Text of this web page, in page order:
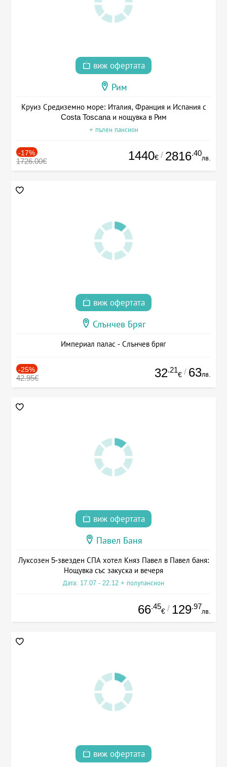
виж офертата
Рим
Круиз Средиземно море: Италия, Франция и Испания с
Costa Toscana и нощувка в Рим
+ пълен пансион
-17%
1726.00€ 1440€ / 2816.40
лв.
виж офертата
Слънчев Бряг
Империал палас - Слънчев бряг
-25%
42.95€ 32.21
€ / 63лв.
виж офертата
Павел Баня
Луксозен 5-звезден СПА хотел Княз Павел в Павел баня:
Нощувка със закуска и вечеря
Дата: 17.07 - 22.12 + полупансион
66.45
€ / 129.97
лв.
виж офертата